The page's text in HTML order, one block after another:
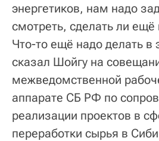
энергетиков, нам надо
смотреть, сделать ли ещё
Что-то ещё надо делать в
сказал Шойгу на
межведомственной
аппарате СБ РФ по
реализации проектов в
переработки сырья в